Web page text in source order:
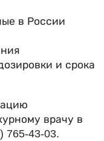
в России
и срока
врачу в
765-43-03.